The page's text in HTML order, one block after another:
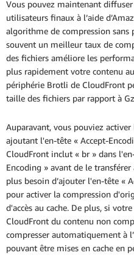
Vous pouvez maintenant
utilisateurs finaux à l’aide
algorithme de compression
souvent un meilleur taux de
des fichiers améliore les
plus rapidement votre contenu
périphérie Brotli de CloudFront
taille des fichiers par rapport à
Auparavant, vous pouviez
ajoutant l'en-tête « Accept-
CloudFront inclut « br » dans
Encoding » avant de le
plus besoin d’ajouter l'en-tête «
pour activer la compression
d'accès au cache. De plus, si
CloudFront du contenu non
compresser automatiquement à
pouvant être mises en cache en